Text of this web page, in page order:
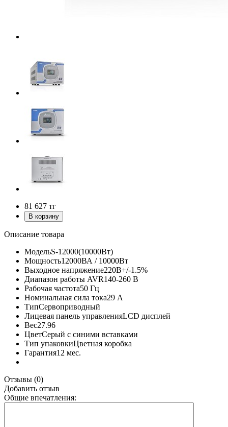
81 627 тг
Описание товара
МодельS-12000(10000Вт)
Мощность12000ВА / 10000Вт
Выходное напряжение220В+/-1.5%
Диапазон работы AVR140-260 В
Рабочая частота50 Гц
Номинальная сила тока29 А
ТипСервоприводный
Лицевая панель управленияLCD дисплей
Вес27.96
ЦветСерый с синими вставками
Тип упаковкиЦветная коробка
Гарантия12 мес.
Отзывы (0)
Добавить отзыв
Общие впечатления: